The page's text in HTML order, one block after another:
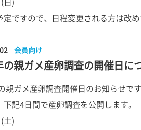
定ですので、日程変更される方は改
｜ 会員向け
の親ガメ産卵調査の開催日に
親ガメ産卵調査開催日のお知らせで
記4日間で産卵調査を公開します。
土)